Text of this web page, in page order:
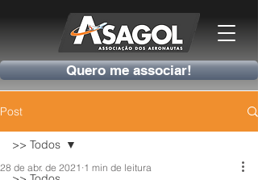
Quero me associar!
Post
>> Todos
28 de abr. de 2021 1 min de leitura